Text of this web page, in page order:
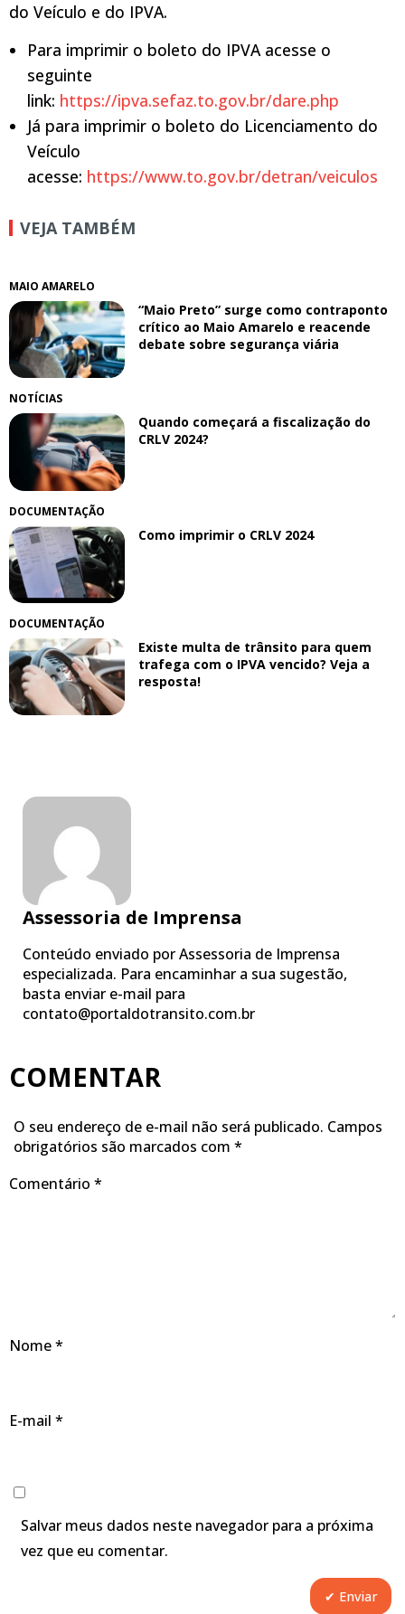
do Veículo e do IPVA.
Para imprimir o boleto do IPVA acesse o
seguinte
link: https://ipva.sefaz.to.gov.br/dare.php
Já para imprimir o boleto do Licenciamento do
Veículo
acesse: https://www.to.gov.br/detran/veiculos
VEJA TAMBÉM
MAIO AMARELO
“Maio Preto” surge como contraponto
crítico ao Maio Amarelo e reacende
debate sobre segurança viária
NOTÍCIAS
Quando começará a fiscalização do
CRLV 2024?
DOCUMENTAÇÃO
Como imprimir o CRLV 2024
DOCUMENTAÇÃO
Existe multa de trânsito para quem
trafega com o IPVA vencido? Veja a
resposta!
Assessoria de Imprensa
Conteúdo enviado por Assessoria de Imprensa
especializada. Para encaminhar a sua sugestão,
basta enviar e-mail para
contato@portaldotransito.com.br
COMENTAR
O seu endereço de e-mail não será publicado. Campos
obrigatórios são marcados com *
Comentário *
Nome*
E-mail *
Salvar meus dados neste navegador para a próxima
vez que eu comentar.